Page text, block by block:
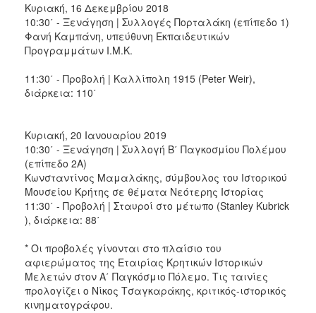
Κυριακή, 16 Δεκεμβρίου 2018
10:30΄ - Ξενάγηση | Συλλογές Πορταλάκη (επίπεδο 1)
Φανή Καμπάνη, υπεύθυνη Εκπαιδευτικών
Προγραμμάτων Ι.Μ.Κ.
11:30΄ - Προβολή | Καλλίπολη 1915 (Peter Weir),
διάρκεια: 110΄
Κυριακή, 20 Ιανουαρίου 2019
10:30΄ - Ξενάγηση | Συλλογή Β΄ Παγκοσμίου Πολέμου
(επίπεδο 2Α)
Κωνσταντίνος Μαμαλάκης, σύμβουλος του Ιστορικού
Μουσείου Κρήτης σε θέματα Νεότερης Ιστορίας
11:30΄ - Προβολή | Σταυροί στο μέτωπο (Stanley Kubrick
), διάρκεια: 88΄
* Οι προβολές γίνονται στο πλαίσιο του
αφιερώματος της Εταιρίας Κρητικών Ιστορικών
Μελετών στον Α΄ Παγκόσμιο Πόλεμο. Τις ταινίες
προλογίζει ο Νίκος Τσαγκαράκης, κριτικός-ιστορικός
κινηματογράφου.